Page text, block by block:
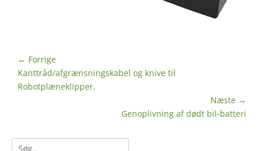
Indlægsnavigation
← Forrige
Forrige
indlæg:
Kanttråd/afgrænsningskabel og knive til
Robotplæneklipper.
Næste →
Genoplivning af dødt bil-batteri
Søg